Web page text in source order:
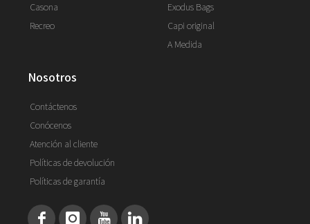
Casona
Recreo
Exodus Bags
Capi original
A Medida
nosotros
Contáctenos
Conócenos
Atención al cliente
Políticas de devolución
Políticas de garantía